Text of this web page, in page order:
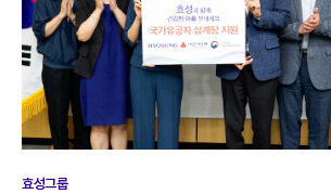
효성그룹